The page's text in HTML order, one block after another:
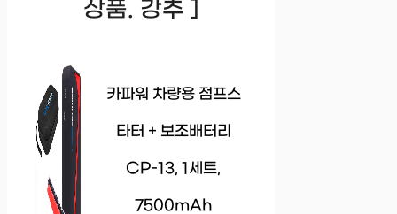
상품. 강추 ]
카파워 차량용 점프스
타터 + 보조배터리
CP-13, 1세트,
7500mAh